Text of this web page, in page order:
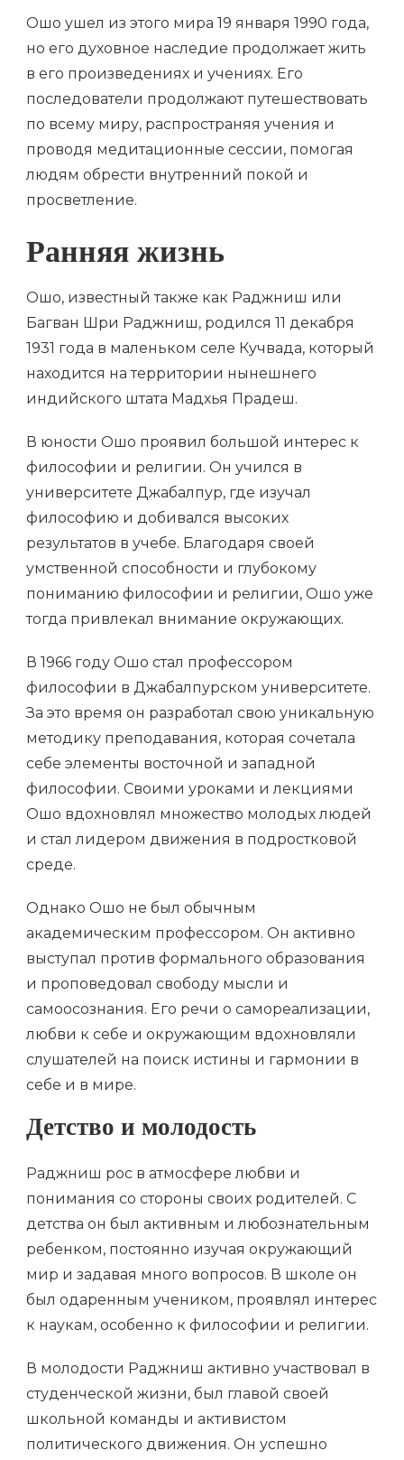
Ошо ушел из этого мира 19 января 1990 года,
но его духовное наследие продолжает жить
в его произведениях и учениях. Его
последователи продолжают путешествовать
по всему миру, распространяя учения и
проводя медитационные сессии, помогая
людям обрести внутренний покой и
просветление.
Ранняя жизнь
Ошо, известный также как Раджниш или
Багван Шри Раджниш, родился 11 декабря
1931 года в маленьком селе Кучвада, который
находится на территории нынешнего
индийского штата Мадхья Прадеш.
В юности Ошо проявил большой интерес к
философии и религии. Он учился в
университете Джабалпур, где изучал
философию и добивался высоких
результатов в учебе. Благодаря своей
умственной способности и глубокому
пониманию философии и религии, Ошо уже
тогда привлекал внимание окружающих.
В 1966 году Ошо стал профессором
философии в Джабалпурском университете.
За это время он разработал свою уникальную
методику преподавания, которая сочетала
себе элементы восточной и западной
философии. Своими уроками и лекциями
Ошо вдохновлял множество молодых людей
и стал лидером движения в подростковой
среде.
Однако Ошо не был обычным
академическим профессором. Он активно
выступал против формального образования
и проповедовал свободу мысли и
самоосознания. Его речи о самореализации,
любви к себе и окружающим вдохновляли
слушателей на поиск истины и гармонии в
себе и в мире.
Детство и молодость
Раджниш рос в атмосфере любви и
понимания со стороны своих родителей. С
детства он был активным и любознательным
ребенком, постоянно изучая окружающий
мир и задавая много вопросов. В школе он
был одаренным учеником, проявлял интерес
к наукам, особенно к философии и религии.
В молодости Раджниш активно участвовал в
студенческой жизни, был главой своей
школьной команды и активистом
политического движения. Он успешно